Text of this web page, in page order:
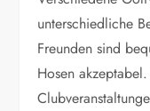
unterschiedliche
Freunden sind
Hosen